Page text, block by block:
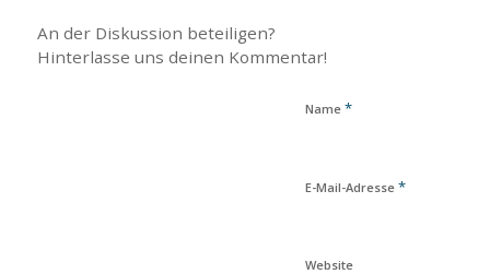
An der Diskussion beteiligen?
Hinterlasse uns deinen Kommentar!
Name *
E-Mail-Adresse *
Website